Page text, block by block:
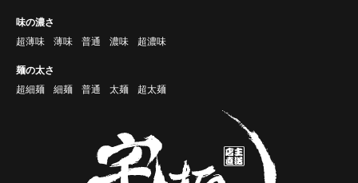
味の濃さ
超薄味
薄味 普通 濃味 超濃味
麺の太さ
超細麺
細麺 普通 太麺 超太麺